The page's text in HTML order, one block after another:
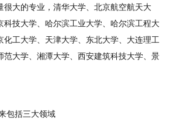
很大的专业，清华大学、北京航空航天大
科技大学、哈尔滨工业大学、哈尔滨工程大
化工大学、天津大学、东北大学、大连理工
范大学、湘潭大学、西安建筑科技大学、景
包括三大领域